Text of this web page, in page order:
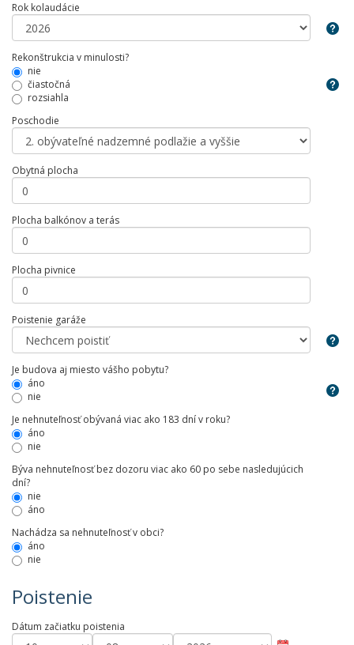
Rok kolaudácie
Rekonštrukcia v minulosti?
nie
čiastočná
rozsiahla
Poschodie
Obytná plocha
Plocha balkónov a terás
Plocha pivnice
Poistenie garáže
Je budova aj miesto vášho pobytu?
áno
nie
Je nehnuteľnosť obývaná viac ako 183 dní v roku?
áno
nie
Býva nehnuteľnosť bez dozoru viac ako 60 po sebe nasledujúcich
dní?
nie
áno
Nachádza sa nehnuteľnosť v obci?
áno
nie
Poistenie
Dátum začiatku poistenia